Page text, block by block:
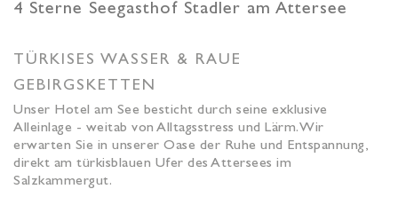
4 Sterne Seegasthof Stadler am Attersee
TÜRKISES WASSER & RAUE
GEBIRGSKETTEN
Unser Hotel am See besticht durch seine exklusive
Alleinlage - weitab von Alltagsstress und Lärm. Wir
erwarten Sie in unserer Oase der Ruhe und Entspannung,
direkt am türkisblauen Ufer des Attersees im
Salzkammergut.